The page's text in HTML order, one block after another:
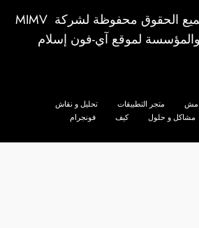
MIMV
لموقع آي-فون إسلام
متجر التطبيقات
تحليل و نقاش
مشاكل و حلول كيف فونجرام